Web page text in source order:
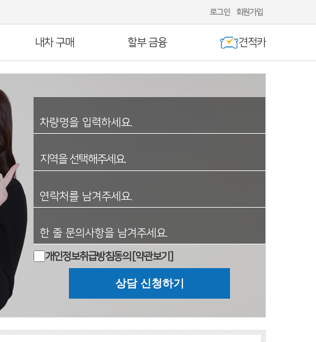
로그인 회원가입
내차 구매 할부 금융 견적카
지역을 선택해주세요.
개인정보취급방침동의 [약관보기]